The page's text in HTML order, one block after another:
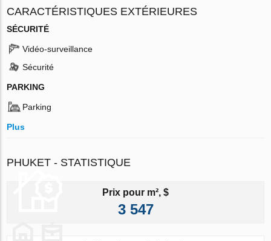
CARACTÉRISTIQUES EXTÉRIEURES
SÉCURITÉ
Vidéo-surveillance
Sécurité
PARKING
Parking
Plus
PHUKET - STATISTIQUE
Prix pour m², $
3 547